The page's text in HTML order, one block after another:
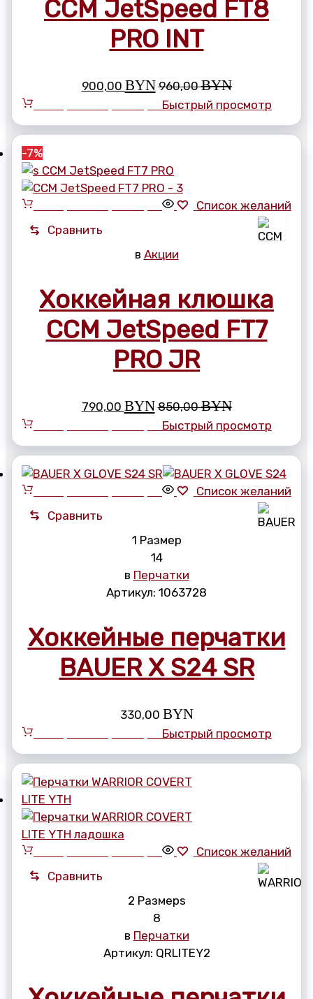
CCM JetSpeed FT8
PRO INT
900,00 BYN 960,00BYN
Быстрый просмотр
-7%
Список желаний
Сравнить
в Акции
Хоккейная клюшка
CCM JetSpeed FT7
PRO JR
790,00 BYN 850,00BYN
Быстрый просмотр
Список желаний
Сравнить
1 Размер
14
в Перчатки
Артикул: 1063728
Хоккейные перчатки
BAUER X S24 SR
330,00 BYN
Быстрый просмотр
Список желаний
Сравнить
2 Размерs
8
в Перчатки
Артикул: QRLITEY2